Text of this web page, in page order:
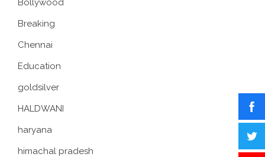
Bollywood
Breaking
Chennai
Education
goldsilver
HALDWANI
haryana
himachal pradesh